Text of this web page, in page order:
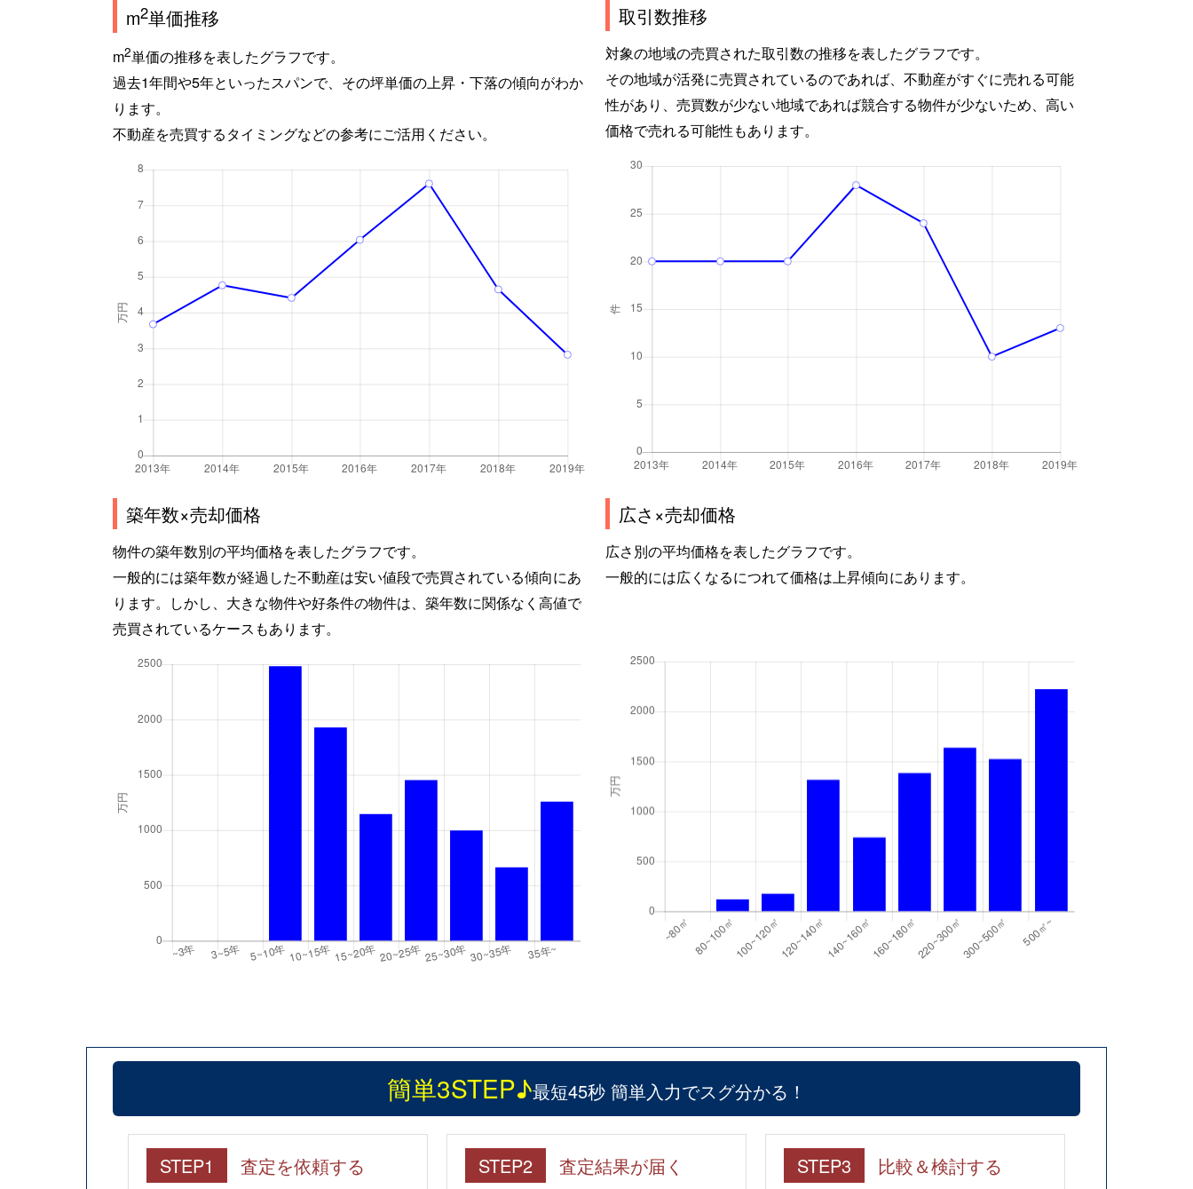
m2単価推移
m2単価の推移を表したグラフです。
過去1年間や5年といったスパンで、その坪単価の上昇・下落の傾向がわか
ります。
不動産を売買するタイミングなどの参考にご活用ください。
取引数推移
対象の地域の売買された取引数の推移を表したグラフです。
その地域が活発に売買されているのであれば、不動産がすぐに売れる可能
性があり、売買数が少ない地域であれば競合する物件が少ないため、高い
価格で売れる可能性もあります。
築年数×売却価格
物件の築年数別の平均価格を表したグラフです。
一般的には築年数が経過した不動産は安い値段で売買されている傾向にあ
ります。しかし、大きな物件や好条件の物件は、築年数に関係なく高値で
売買されているケースもあります。
広さ×売却価格
広さ別の平均価格を表したグラフです。
一般的には広くなるにつれて価格は上昇傾向にあります。
簡単3STEP♪最短45秒 簡単入力でスグ分かる！
STEP1 査定を依頼する STEP2 査定結果が届く STEP3 比較＆検討する